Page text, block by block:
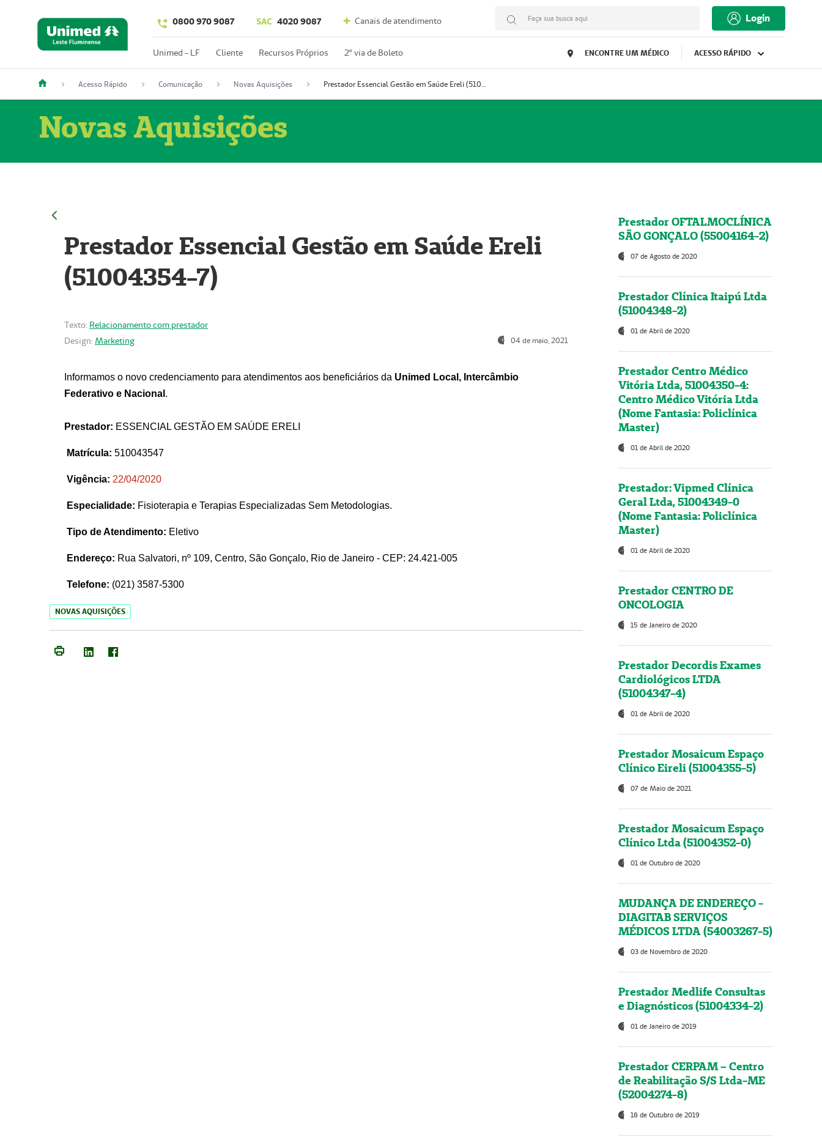
0800 970 9087 SAC 4020 9087 Canais de atendimento Faça sua busca aqui Login
Unimed - LF Cliente Recursos Próprios 2º via de Boleto ENCONTRE UM MÉDICO ACESSO RÁPIDO
Acesso Rápido Comunicação Novas Aquisições Prestador Essencial Gestão em Saúde Ereli (51004354-7)
Novas Aquisições
Prestador Essencial Gestão em Saúde Ereli
(51004354-7)
Texto: Relacionamento com prestador
Design: Marketing 04 de maio, 2021
Informamos o novo credenciamento para atendimentos aos beneficiários da Unimed Local, Intercâmbio
Federativo e Nacional .
Prestador: ESSENCIAL GESTÃO EM SAÚDE ERELI
Matrícula: 510043547
Vigência: 22/04/2020
Especialidade: Fisioterapia e Terapias Especializadas Sem Metodologias.
Tipo de Atendimento: Eletivo
Endereço: Rua Salvatori, nº 109, Centro, São Gonçalo, Rio de Janeiro - CEP: 24.421-005
Telefone: (021) 3587-5300
NOVAS AQUISIÇÕES
Prestador OFTALMOCLÍNICA
SÃO GONÇALO (55004164-2)
07 de Agosto de 2020
Prestador Clínica Itaipú Ltda
(51004348-2)
01 de Abril de 2020
Prestador Centro Médico
Vitória Ltda, 51004350-4:
Centro Médico Vitória Ltda
(Nome Fantasia: Policlínica
Master)
01 de Abril de 2020
Prestador: Vipmed Clínica
Geral Ltda, 51004349-0
(Nome Fantasia: Policlínica
Master)
01 de Abril de 2020
Prestador CENTRO DE
ONCOLOGIA
15 de Janeiro de 2020
Prestador Decordis Exames
Cardiológicos LTDA
(51004347-4)
01 de Abril de 2020
Prestador Mosaicum Espaço
Clínico Eireli (51004355-5)
07 de Maio de 2021
Prestador Mosaicum Espaço
Clínico Ltda (51004352-0)
01 de Outubro de 2020
MUDANÇA DE ENDEREÇO -
DIAGITAB SERVIÇOS
MÉDICOS LTDA (54003267-5)
03 de Novembro de 2020
Prestador Medlife Consultas
e Diagnósticos (51004334-2)
01 de Janeiro de 2019
Prestador CERPAM – Centro
de Reabilitação S/S Ltda-ME
(52004274-8)
18 de Outubro de 2019